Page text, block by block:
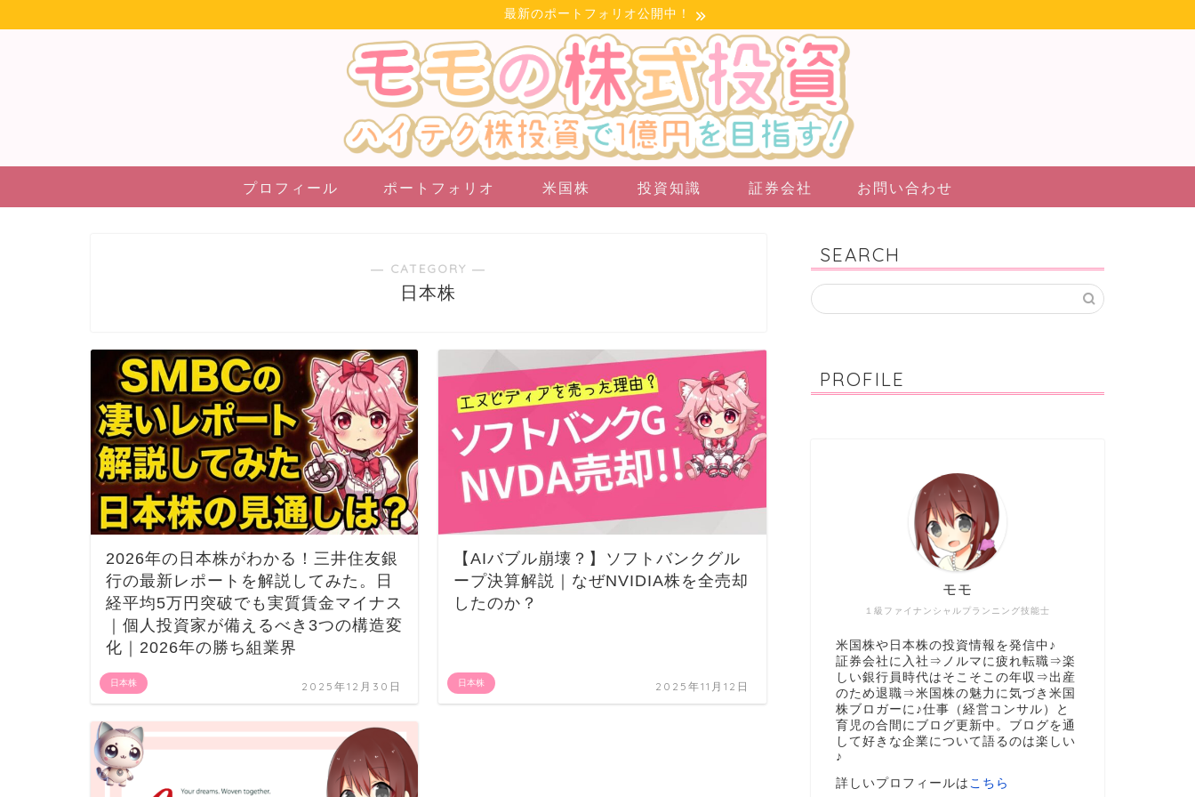
最新のポートフォリオ公開中！
プロフィール ポートフォリオ 米国株 投資知識 証券会社 お問い合わせ
― CATEGORY ―
日本株
日本株
2026年の日本株がわかる！三井住友銀
行の最新レポートを解説してみた。日
経平均5万円突破でも実質賃金マイナス
｜個人投資家が備えるべき3つの構造変
化｜2026年の勝ち組業界
2025年12月30日 日本株
【AIバブル崩壊？】ソフトバンクグル
ープ決算解説｜なぜNVIDIA株を全売却
したのか？
2025年11月12日
SEARCH
PROFILE
１級ファイナンシャルプランニング技能士
モモ
米国株や日本株の投資情報を発信中♪
証券会社に入社⇒ノルマに疲れ転職⇒楽
しい銀行員時代はそこそこの年収⇒出産
のため退職⇒米国株の魅力に気づき米国
株ブロガーに♪仕事（経営コンサル）と
育児の合間にブログ更新中。ブログを通
して好きな企業について語るのは楽しい
♪
詳しいプロフィールは こちら